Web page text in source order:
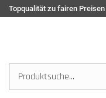
Topqualität zu fairen Preisen